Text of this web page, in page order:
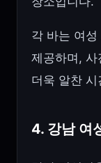
각 바는 여
제공하며, 사
더욱 알찬
4. 강남 여